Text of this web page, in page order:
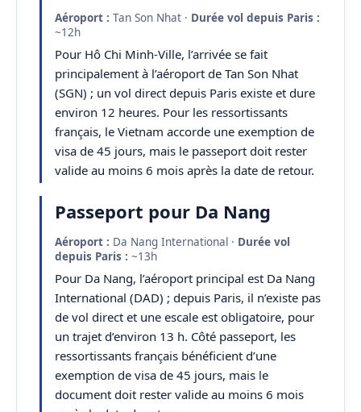
Aéroport : Tan Son Nhat · Durée vol depuis Paris :
~12h
Pour Hô Chi Minh-Ville, l’arrivée se fait
principalement à l’aéroport de Tan Son Nhat
(SGN) ; un vol direct depuis Paris existe et dure
environ 12 heures. Pour les ressortissants
français, le Vietnam accorde une exemption de
visa de 45 jours, mais le passeport doit rester
valide au moins 6 mois après la date de retour.
Passeport pour Da Nang
Aéroport : Da Nang International · Durée vol
depuis Paris : ~13h
Pour Da Nang, l’aéroport principal est Da Nang
International (DAD) ; depuis Paris, il n’existe pas
de vol direct et une escale est obligatoire, pour
un trajet d’environ 13 h. Côté passeport, les
ressortissants français bénéficient d’une
exemption de visa de 45 jours, mais le
document doit rester valide au moins 6 mois